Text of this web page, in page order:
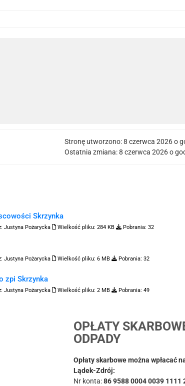
Stronę utworzono:8 czerwca 2026 o
Ostatnia zmiana:8 czerwca 2026 o
Skrzynka
Justyna Pożarycka Wielkość pliku: 284 KB Pobrania: 32
Justyna Pożarycka Wielkość pliku: 6 MB Pobrania: 32
zpi Skrzynka
Justyna Pożarycka Wielkość pliku: 2 MB Pobrania: 49
OPŁATY
ODPADY
Opłaty skarbowe można wpłacać
Lądek-Zdrój:
Nr konta:86 9588 0004 0039 1111